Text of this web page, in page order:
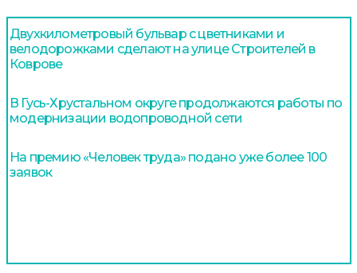
Двухкилометровый бульвар с цветниками и
велодорожками сделают на улице Строителей в
Коврове
В Гусь-Хрустальном округе продолжаются работы по
модернизации водопроводной сети
На премию «Человек труда» подано уже более 100
заявок